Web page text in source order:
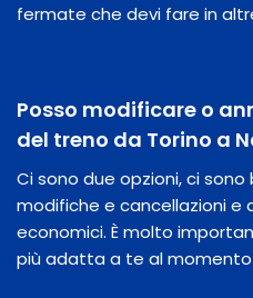
fermate che devi fare in
Posso modificare o
del treno da Torino a
Ci sono due opzioni, ci
modifiche e cancellazioni e
economici. È molto
più adatta a te al